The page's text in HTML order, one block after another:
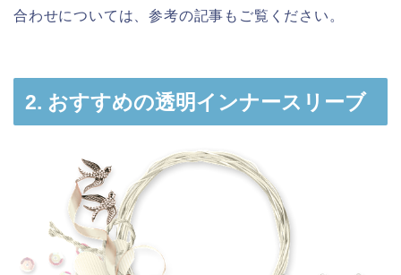
合わせについては、参考の記事もご覧ください。
2. おすすめの透明インナースリーブ